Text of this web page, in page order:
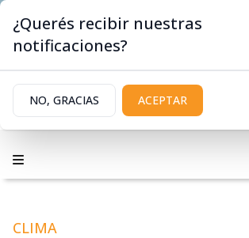
CLIMA
¿Querés recibir nuestras
notificaciones?
NO, GRACIAS ACEPTAR